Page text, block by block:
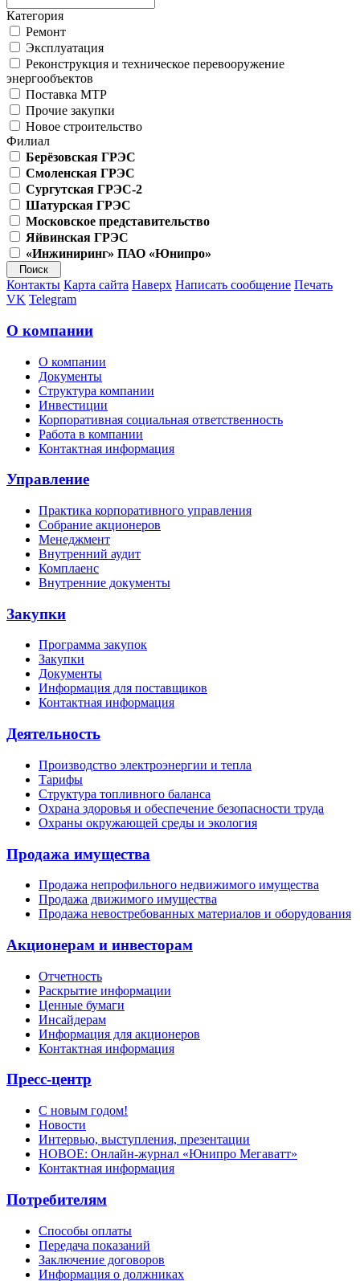
Категория
Ремонт
Эксплуатация
Реконструкция и техническое перевооружение
энергообъектов
Поставка МТР
Прочие закупки
Новое строительство
Филиал
Берёзовская ГРЭС
Смоленская ГРЭС
Сургутская ГРЭС-2
Шатурская ГРЭС
Московское представительство
Яйвинская ГРЭС
«Инжиниринг» ПАО «Юнипро»
Контакты Карта сайта Наверх Написать сообщение Печать
VK Telegram
О компании
О компании
Документы
Структура компании
Инвестиции
Корпоративная социальная ответственность
Работа в компании
Контактная информация
Управление
Практика корпоративного управления
Собрание акционеров
Менеджмент
Внутренний аудит
Комплаенс
Внутренние документы
Закупки
Программа закупок
Закупки
Документы
Информация для поставщиков
Контактная информация
Деятельность
Производство электроэнергии и тепла
Тарифы
Структура топливного баланса
Охрана здоровья и обеспечение безопасности труда
Охраны окружающей среды и экология
Продажа имущества
Продажа непрофильного недвижимого имущества
Продажа движимого имущества
Продажа невостребованных материалов и оборудования
Акционерам и инвесторам
Отчетность
Раскрытие информации
Ценные бумаги
Инсайдерам
Информация для акционеров
Контактная информация
Пресс-центр
С новым годом!
Новости
Интервью, выступления, презентации
НОВОЕ: Онлайн-журнал «Юнипро Мегаватт»
Контактная информация
Потребителям
Способы оплаты
Передача показаний
Заключение договоров
Информация о должниках